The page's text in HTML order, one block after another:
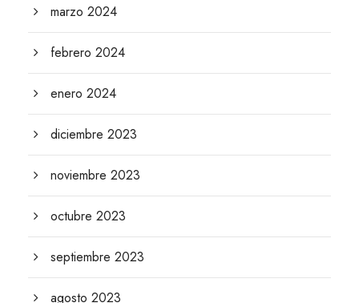
marzo 2024
febrero 2024
enero 2024
diciembre 2023
noviembre 2023
octubre 2023
septiembre 2023
agosto 2023